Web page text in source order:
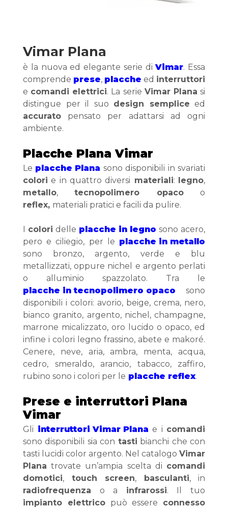
Vimar Plana
è la nuova ed elegante serie di Vimar. Essa
comprende prese, placche ed interruttori
e comandi elettrici. La serie Vimar Plana si
distingue per il suo design semplice
accurato pensato per adattarsi ad ogni
ambiente.
Placche Plana Vimar
Le placche Plana
colori e in quattro diversi materiali: legno
metallo, tecnopolimero opaco
reflex, materiali pratici e facili da pulire.
I colori delle placche in legno sono acero,
pero e ciliegio, per le placche in metallo
sono bronzo, argento, verde e blu
metallizzati, oppure nichel e argento perlati
o alluminio spazzolato. Tra le
placche in tecnopolimero opaco sono
disponibili i colori: avorio, beige, crema, nero,
bianco granito, argento, nichel, champagne,
marrone micalizzato, oro lucido o opaco, ed
infine i colori legno frassino, abete e makoré.
Cenere, neve, aria, ambra, menta, acqua,
cedro, smeraldo, arancio, tabacco, zaffiro,
rubino sono i colori per le placche reflex.
Prese e interruttori Plana
Vimar
Gli interruttori Vimar Plana e i comandi
sono disponibili sia con tasti bianchi che con
tasti lucidi color argento. Nel catalogo Vimar
Plana trovate un’ampia scelta di comandi
domotici, touch screen, basculanti
radiofrequenza o a infrarossi
impianto elettrico può essere connesso